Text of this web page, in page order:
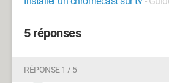
5 réponses
RÉPONSE 1 / 5